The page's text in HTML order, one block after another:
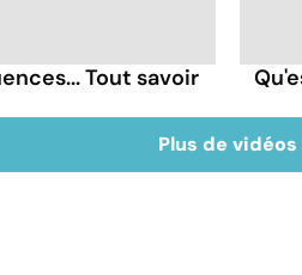
Tout savoir
Plus de vidéos